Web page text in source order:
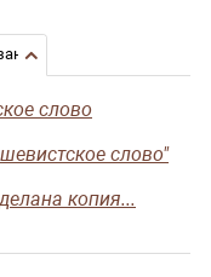
записи
слово
слово"
копия...